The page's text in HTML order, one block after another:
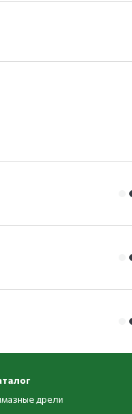
дрели